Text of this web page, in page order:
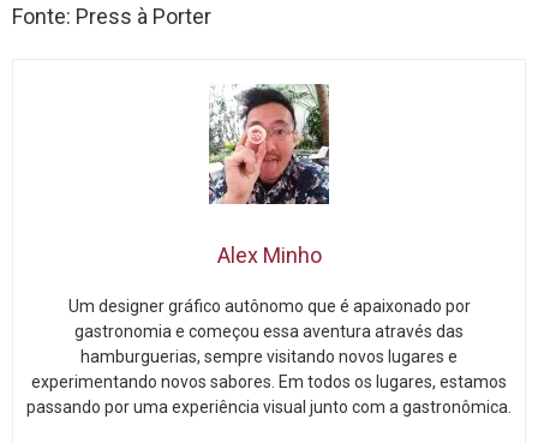
Fonte: Press à Porter
Alex Minho
Um designer gráfico autônomo que é apaixonado por
gastronomia e começou essa aventura através das
hamburguerias, sempre visitando novos lugares e
experimentando novos sabores. Em todos os lugares, estamos
passando por uma experiência visual junto com a gastronômica.